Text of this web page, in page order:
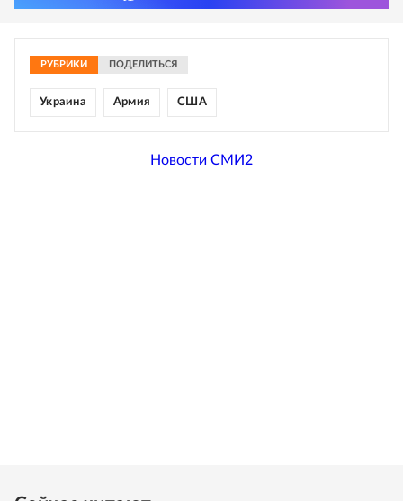
РУБРИКИ ПОДЕЛИТЬСЯ
Украина Армия США
Новости СМИ2